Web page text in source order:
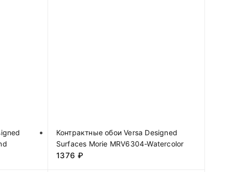
Контрактные обои Versa Designed
Surfaces Morie MRV6304-Watercolor
1376₽